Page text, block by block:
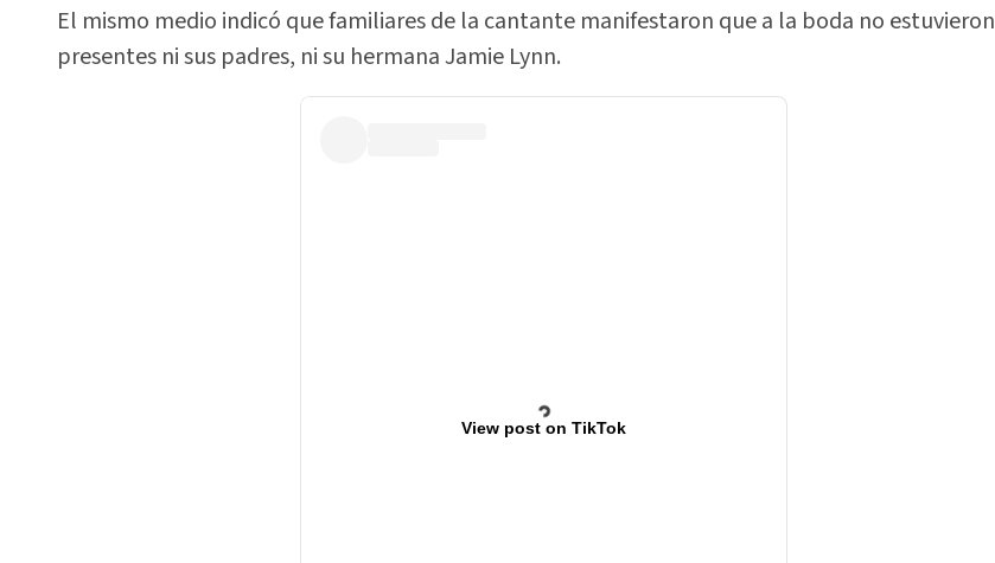
El mismo medio indicó que familiares de la cantante manifestaron que a la boda no estuvieron
presentes ni sus padres, ni su hermana Jamie Lynn.
View post on TikTok